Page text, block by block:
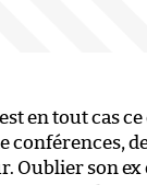
en tout cas
conférences,
Oublier son